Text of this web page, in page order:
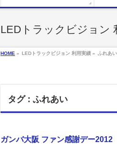
LEDトラックビジョン
HOME » LEDトラックビジョン 利用実績 » ふれあい
タグ : ふれあい
ガンバ大阪 ファン感謝デー2012